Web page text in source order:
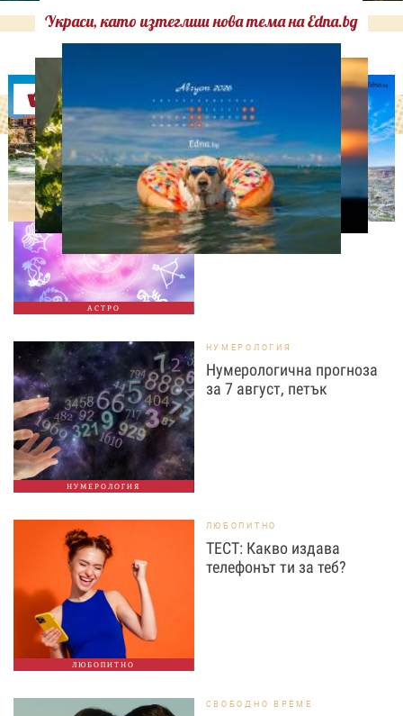
Украси, като изтеглиш нова тема на Edna.bg
Оферти
АСТРО
АСТРОЛОГИЯ
Дневен хороскоп за 7
август, петък
НУМЕРОЛОГИЯ
НУМЕРОЛОГИЯ
Нумерологична прогноза
за 7 август, петък
ЛЮБОПИТНО
ЛЮБОПИТНО
ТЕСТ: Какво издава
телефонът ти за теб?
СВОБОДНО ВРЕМЕ